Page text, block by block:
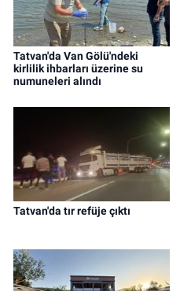
Tatvan'da Van Gölü'ndeki
kirlilik ihbarları üzerine su
numuneleri alındı
Tatvan'da tır refüje çıktı